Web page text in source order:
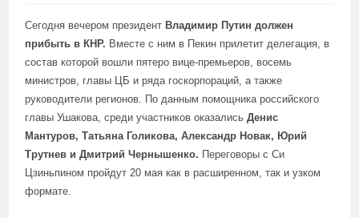
Сегодня вечером президент Владимир Путин должен
прибыть в КНР. Вместе с ним в Пекин прилетит делегация, в
состав которой вошли пятеро вице-премьеров, восемь
министров, главы ЦБ и ряда госкорпораций, а также
руководители регионов. По данным помощника российского
главы Ушакова, среди участников оказалисьДенис
Мантуров, Татьяна Голикова, Александр Новак, Юрий
Трутнев и Дмитрий Чернышенко. Переговоры с Си
Цзиньпином пройдут 20 мая как в расширенном, так и узком
формате.